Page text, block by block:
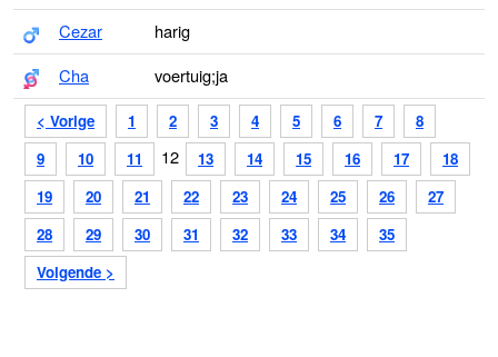
< Vorige 1 2 3 4 5 6 7
8
9
10 11 12 13 14 15 16 17
18
19
20 21 22 23 24 25 26
27
28
29 30 31 32 33 34
35
Volgende >
Cezar
harig
Cha
voertuig;ja